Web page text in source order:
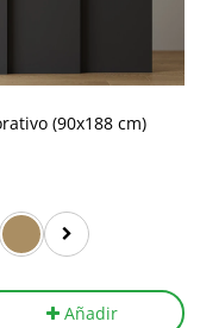
(90x188 cm)
Añadir